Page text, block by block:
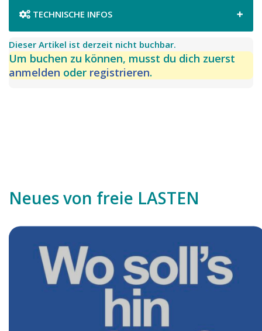
TECHNISCHE INFOS
ZweispurigesLastenrad
Motortyp:eZEE Lastenradmotor mit Gasgriff und 5
Sattelstange verstellbar
Breite (Fahrrad):50 cm
Länge (Fahrrad):
Passt nicht in den Aufzug am Hauptbahnhof.
Ladefläche:
Länge: 82 cm Breite: 50-70 cm
Radkutsche Rapid
Dieser Artikel ist derzeit nicht buchbar.
Um buchen zu können, musst du dich zuerst
anmelden oder registrieren.
Neues von freie LASTEN